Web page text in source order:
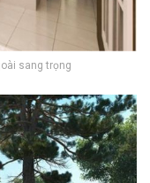
sang trọng